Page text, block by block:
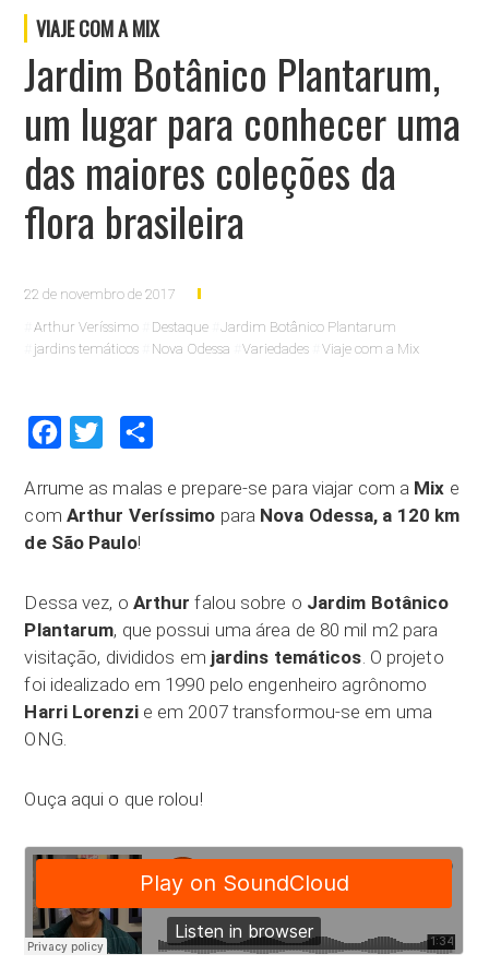
VIAJE COM A MIX
Jardim Botânico Plantarum,
um lugar para conhecer uma
das maiores coleções da
flora brasileira
22 de novembro de 2017
Arthur Veríssimo
Destaque
Jardim Botânico Plantarum
jardins temáticos
Nova Odessa Variedades Viaje com a Mix
Facebook Twitter
Arrume as malas e prepare-se para viajar com a Mix e
com Arthur Veríssimo para Nova Odessa, a 120 km
de São Paulo!
Dessa vez, o Arthur falou sobre o Jardim Botânico
Plantarum, que possui uma área de 80 mil m2 para
visitação, divididos em jardins temáticos. O projeto
foi idealizado em 1990 pelo engenheiro agrônomo
Harri Lorenzie em 2007 transformou-se em uma
ONG.
Ouça aqui o que rolou!